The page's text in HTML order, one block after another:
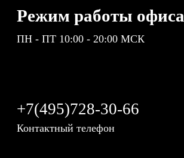
Режим работы офиса
ПН - ПТ 10:00 - 20:00 МСК
+7(495)728-30-66
Контактный телефон